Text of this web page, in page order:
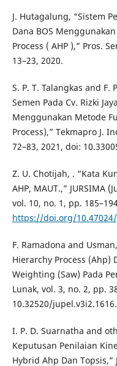
J. Hutagalung, “Sistem
Dana BOS
Process ( AHP ),” Pros.
13–23, 2020.
S. P. T. Talangkas and
Semen Pada Cv. Rizki
Menggunakan Metode
Process),” Tekmapro J.
72–83, 2021, doi:
Z. U. Chotijah, . “Kata
AHP, MAUT.,” JURSIMA
vol. 10, no. 1, pp.
https://doi.org/
F. Ramadona and
Hierarchy Process (Ahp)
Weighting (Saw) Pada
Lunak, vol. 3, no. 2, pp.
10.32520/jupel.v3i2.1616.
I. P. D. Suarnatha and
Keputusan Penilaian
Hybrid Ahp Dan